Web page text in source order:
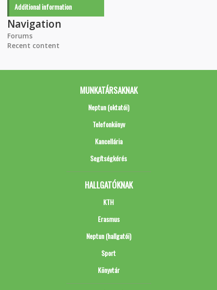
Additional information
Navigation
Forums
Recent content
MUNKATÁRSAKNAK
Neptun (oktatói)
Telefonkönyv
Kancellária
Segítségkérés
HALLGATÓKNAK
KTH
Erasmus
Neptun (hallgatói)
Sport
Könyvtár